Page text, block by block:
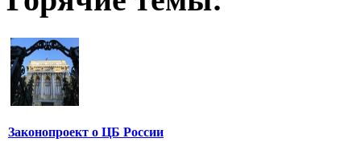
Законопроект о ЦБ России